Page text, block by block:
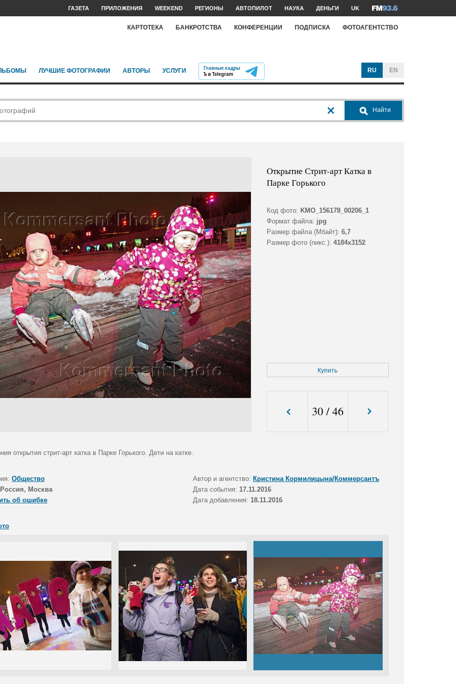
ГАЗЕТА ПРИЛОЖЕНИЯ WEEKEND РЕГИОНЫ АВТОПИЛОТ НАУКА ДЕНЬГИ UK
КАРТОТЕКА БАНКРОТСТВА КОНФЕРЕНЦИИ ПОДПИСКА ФОТОАГЕНТСТВО
ЛУЧШИЕ ФОТОГРАФИИ АВТОРЫ УСЛУГИ RU EN
Найти
Открытие Стрит-арт Катка в
Парке Горького
Код фото: KMO_156178_00206_1
Формат файла: jpg
Размер файла (Мбайт): 6,7
Размер фото (пикс.): 4184x3152
Купить
30/46
открытия стрит-арт катка в Парке Горького. Дети на катке.
Общество Автор и агентство: Кристина Кормилицына/Коммерсантъ
Россия, Москва Дата события: 17.11.2016
об ошибке
Дата добавления: 18.11.2016